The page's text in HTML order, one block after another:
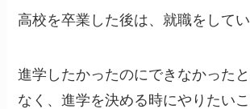
高校を卒業した後は、就職をしてい
進学したかったのにできなかった
なく、進学を決める時にやりたい